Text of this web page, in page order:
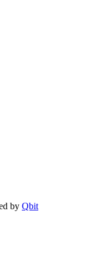
by Qbit